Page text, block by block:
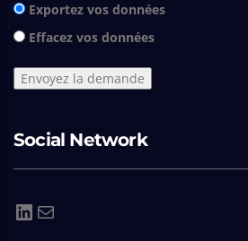
Exportez vos données
Effacez vos données
Social Network
LinkedIn
E-mail